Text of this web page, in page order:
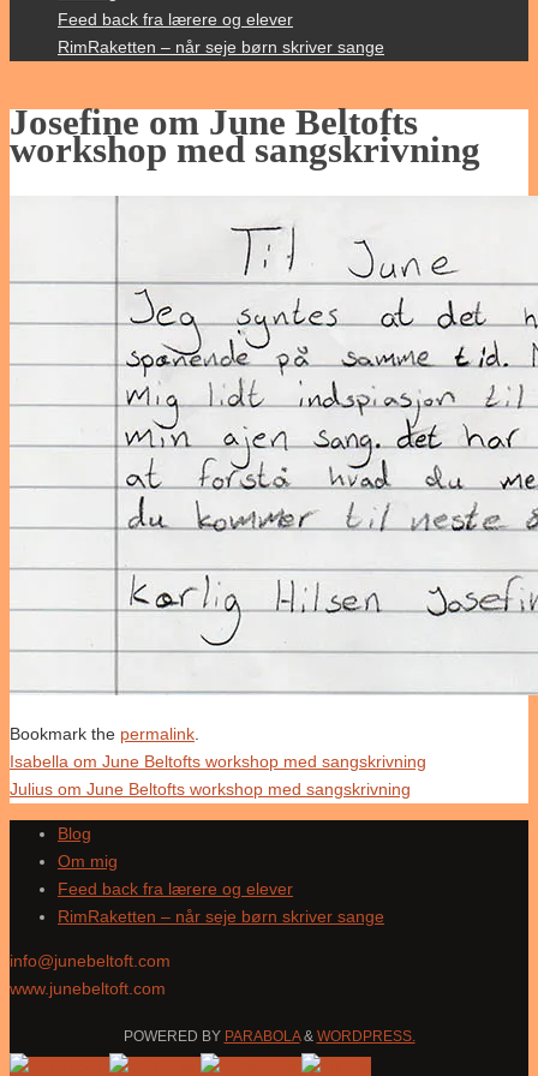
contentFeed back fra lærere og elever
RimRaketten – når seje børn skriver sange
Josefine om June Beltofts
workshop med sangskrivning
Bookmark the permalink
Isabella om June Beltofts workshop med sangskrivning
Julius om June Beltofts workshop med sangskrivning
Blog
Om mig
Feed back fra lærere og elever
RimRaketten – når seje børn skriver sange
info@junebeltoft.com
www.junebeltoft.com
POWERED BY PARABOLA& WORDPRESS.